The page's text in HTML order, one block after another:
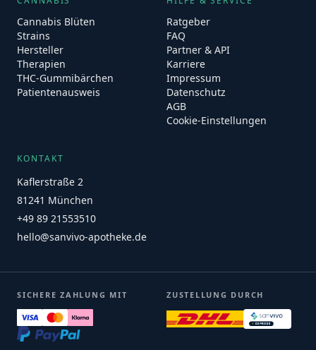
Cannabis Blüten
Strains
Hersteller
Therapien
THC-Gummibärchen
Patientenausweis
Ratgeber
FAQ
Partner & API
Karriere
Impressum
Datenschutz
AGB
Cookie-Einstellungen
KONTAKT
Kaflerstraße 2
81241 München
+49 89 21553510
hello@sanvivo-apotheke.de
SICHERE ZAHLUNG MIT ZUSTELLUNG DURCH